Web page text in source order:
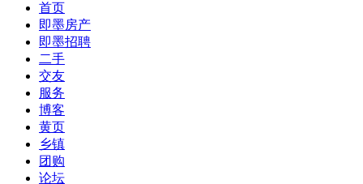
首页
即墨房产
即墨招聘
二手
交友
服务
博客
黄页
乡镇
团购
论坛